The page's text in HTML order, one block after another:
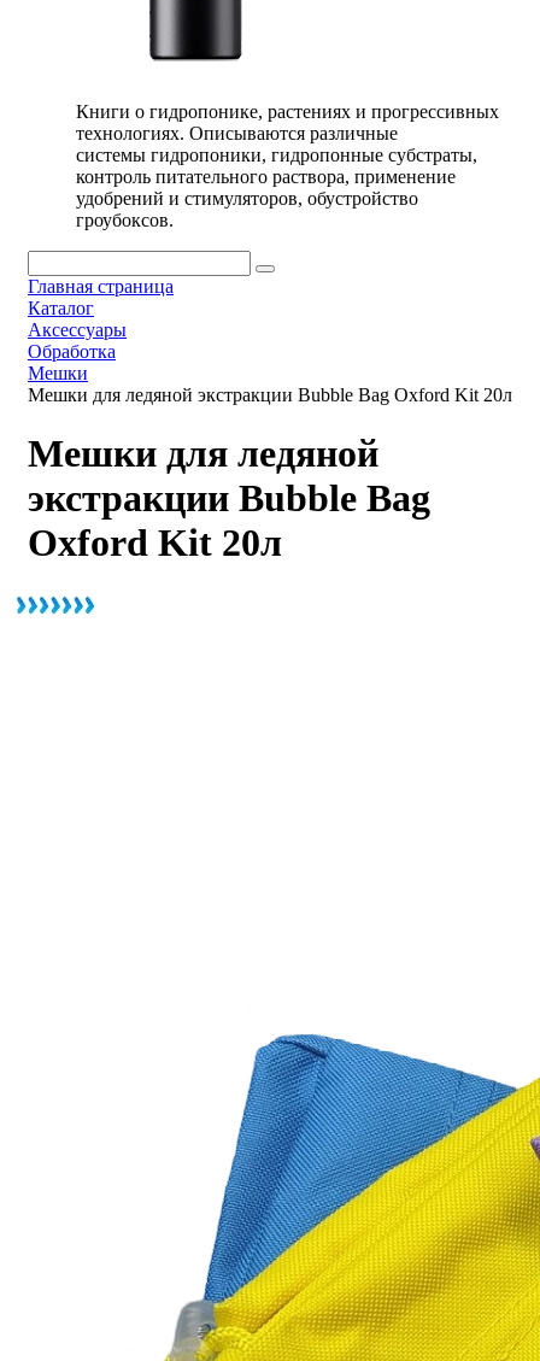
Книги о гидропонике, растениях и прогрессивных
технологиях. Описываются различные
системы гидропоники, гидропонные субстраты,
контроль питательного раствора, применение
удобрений и стимуляторов, обустройство
гроубоксов.
Главная страница
Каталог
Аксессуары
Обработка
Мешки
Мешки для ледяной экстракции Bubble Bag Oxford Kit 20л
Мешки для ледяной
экстракции Bubble Bag
Oxford Kit 20л